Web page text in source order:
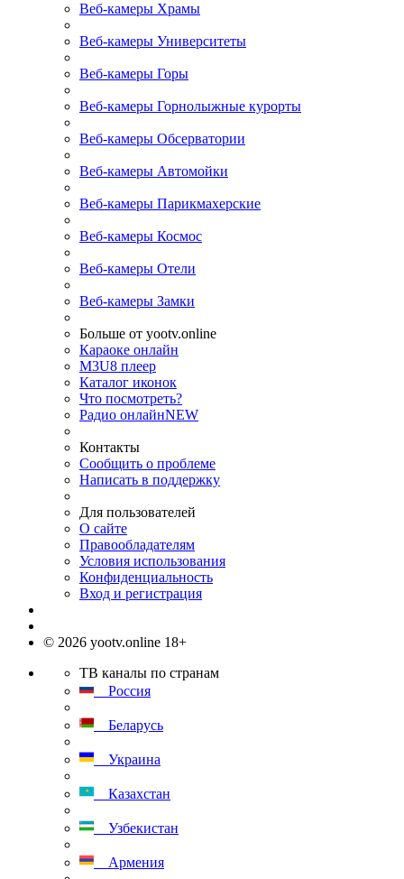
Веб-камеры Храмы
Веб-камеры Университеты
Веб-камеры Горы
Веб-камеры Горнолыжные курорты
Веб-камеры Обсерватории
Веб-камеры Автомойки
Веб-камеры Парикмахерские
Веб-камеры Космос
Веб-камеры Отели
Веб-камеры Замки
Больше от yootv.online
Караоке онлайн
M3U8 плеер
Каталог иконок
Что посмотреть?
Радио онлайнNEW
Контакты
Сообщить о проблеме
Написать в поддержку
Для пользователей
О сайте
Правообладателям
Условия использования
Конфиденциальность
Вход и регистрация
© 2026 yootv.online 18+
ТВ каналы по странам
Россия
Беларусь
Украина
Казахстан
Узбекистан
Армения